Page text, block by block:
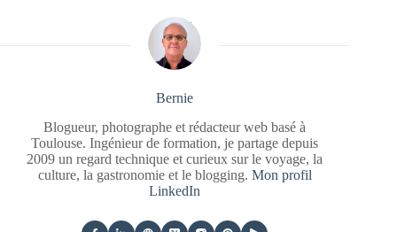
Bernie
Blogueur, photographe et rédacteur web basé à
Toulouse. Ingénieur de formation, je partage depuis
2009 un regard technique et curieux sur le voyage, la
culture, la gastronomie et le blogging. Mon profil
LinkedIn